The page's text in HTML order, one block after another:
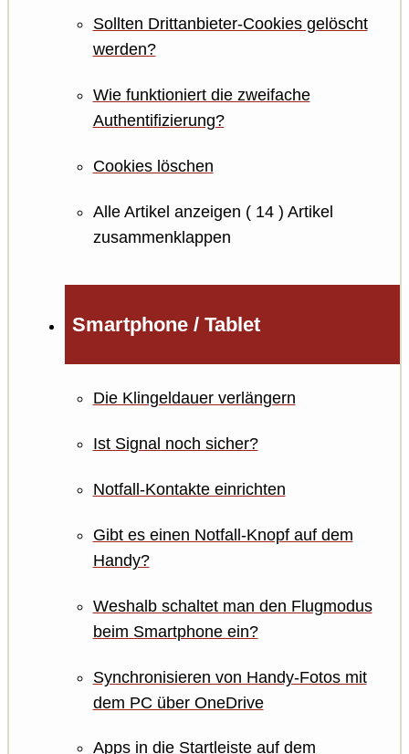
Sollten Drittanbieter-Cookies gelöscht
werden?
Wie funktioniert die zweifache
Authentifizierung?
Cookies löschen
Alle Artikel anzeigen ( 14 ) Artikel
zusammenklappen
Smartphone / Tablet
Die Klingeldauer verlängern
Ist Signal noch sicher?
Notfall-Kontakte einrichten
Gibt es einen Notfall-Knopf auf dem
Handy?
Weshalb schaltet man den Flugmodus
beim Smartphone ein?
Synchronisieren von Handy-Fotos mit
dem PC über OneDrive
Apps in die Startleiste auf dem